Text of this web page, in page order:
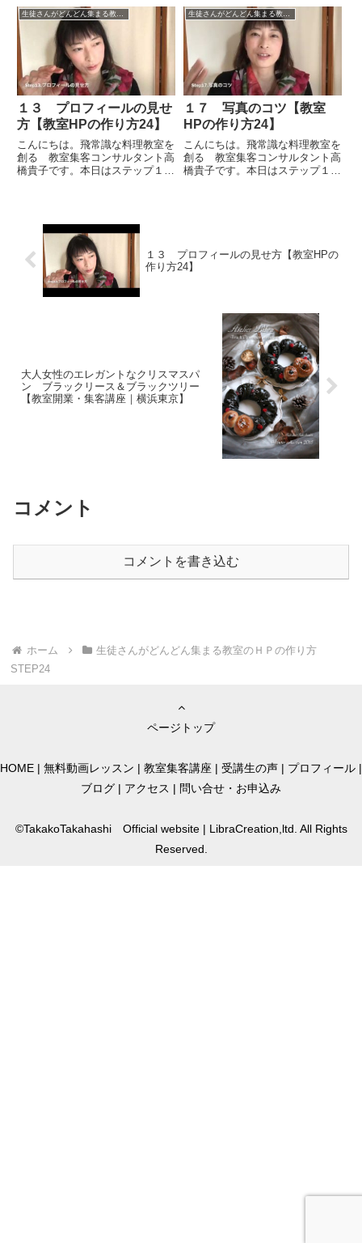
線設計と全体像」についてお話を
したいと思います。まず復習にな
りますが、ホームページというも
のの役割として、中心にホーム
ペ...
す。まずデザインというところ
で、ホームページのデザインとい
うのは本当に山ほどあります。ど
こを...
１３ プロフィールの見せ
方【教室HPの作り方24】
こんにちは。飛常識な料理教室を
創る 教室集客コンサルタント高
橋貴子です。本日はステップ１３
わりとよく誤解されるのですが、
自分が学んできたことややって
１７ 写真のコツ【教室
HPの作り方24】
こんにちは。飛常識な料理教室を
創る 教室集客コンサルタント高
橋貴子です。本日はステップ１７
ど...
１３ プロフィールの見せ方【教室HPの
作り方24】
大人女性のエレガントなクリスマスパ
ン ブラックリース＆ブラックツリー
【教室開業・集客講座｜横浜東京】
コメント
コメントを書き込む
ホーム
生徒さんがどんどん集まる教室のＨＰの作り方
STEP24
ページトップ
HOME | 無料動画レッスン | 教室集客講座 | 受講生の声 | プロフィール |
ブログ | アクセス | 問い合せ・お申込み
©TakakoTakahashi Official website | LibraCreation,ltd. All Rights
Reserved.